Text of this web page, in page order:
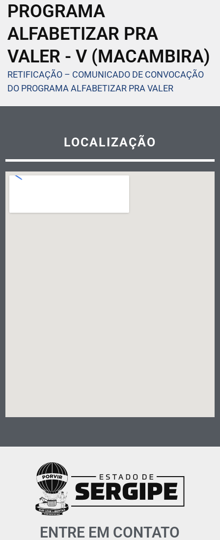
PROGRAMA
ALFABETIZAR PRA
VALER - V (MACAMBIRA)
RETIFICAÇÃO – COMUNICADO DE CONVOCAÇÃO
DO PROGRAMA ALFABETIZAR PRA VALER
LOCALIZAÇÃO
ENTRE EM CONTATO